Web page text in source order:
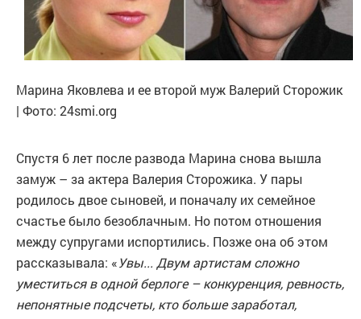
Марина Яковлева и ее второй муж Валерий Сторожик
| Фото: 24smi.org
Спустя 6 лет после развода Марина снова вышла
замуж – за актера Валерия Сторожика. У пары
родилось двое сыновей, и поначалу их семейное
счастье было безоблачным. Но потом отношения
между супругами испортились. Позже она об этом
рассказывала: «Увы... Двум артистам сложно
уместиться в одной берлоге – конкуренция, ревность,
непонятные подсчеты, кто больше заработал,